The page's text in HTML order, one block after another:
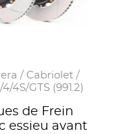
/ Cabriolet /
4/4S/GTS (991.2)
de Frein
essieu avant